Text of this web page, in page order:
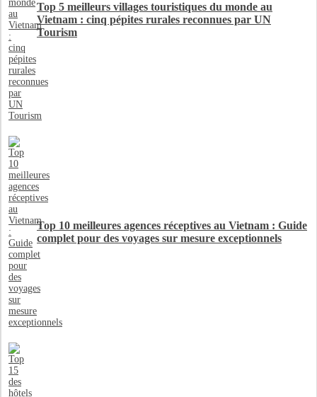
Top 5 meilleurs villages touristiques du monde au
Vietnam : cinq pépites rurales reconnues par UN
Tourism
Top 10 meilleures agences réceptives au Vietnam : Guide
complet pour des voyages sur mesure exceptionnels